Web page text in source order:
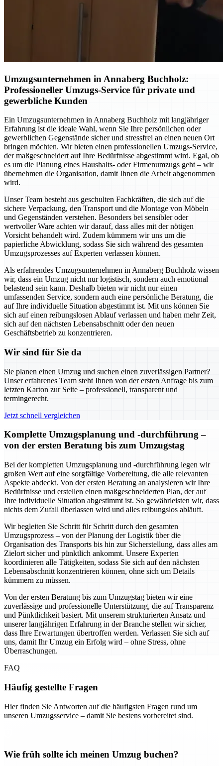
Umzugsunternehmen in Annaberg Buchholz:
Professioneller Umzugs-Service für private und
gewerbliche Kunden
Ein Umzugsunternehmen in Annaberg Buchholz mit langjähriger
Erfahrung ist die ideale Wahl, wenn Sie Ihre persönlichen oder
gewerblichen Gegenstände sicher und stressfrei an einen neuen Ort
bringen möchten. Wir bieten einen professionellen Umzugs-Service,
der maßgeschneidert auf Ihre Bedürfnisse abgestimmt wird. Egal, ob
es um die Planung eines Haushalts- oder Firmenumzugs geht – wir
übernehmen die Organisation, damit Ihnen die Arbeit abgenommen
wird.
Unser Team besteht aus geschulten Fachkräften, die sich auf die
sichere Verpackung, den Transport und die Montage von Möbeln
und Gegenständen verstehen. Besonders bei sensibler oder
wertvoller Ware achten wir darauf, dass alles mit der nötigen
Vorsicht behandelt wird. Zudem kümmern wir uns um die
papierliche Abwicklung, sodass Sie sich während des gesamten
Umzugsprozesses auf Experten verlassen können.
Als erfahrendes Umzugsunternehmen in Annaberg Buchholz wissen
wir, dass ein Umzug nicht nur logistisch, sondern auch emotional
belastend sein kann. Deshalb bieten wir nicht nur einen
umfassenden Service, sondern auch eine persönliche Beratung, die
auf Ihre individuelle Situation abgestimmt ist. Mit uns können Sie
sich auf einen reibungslosen Ablauf verlassen und haben mehr Zeit,
sich auf den nächsten Lebensabschnitt oder den neuen
Geschäftsbetrieb zu konzentrieren.
Wir sind für Sie da
Sie planen einen Umzug und suchen einen zuverlässigen Partner?
Unser erfahrenes Team steht Ihnen von der ersten Anfrage bis zum
letzten Karton zur Seite – professionell, transparent und
termingerecht.
Jetzt schnell vergleichen
Komplette Umzugsplanung und -durchführung –
von der ersten Beratung bis zum Umzugstag
Bei der kompletten Umzugsplanung und -durchführung legen wir
großen Wert auf eine sorgfältige Vorbereitung, die alle relevanten
Aspekte abdeckt. Von der ersten Beratung an analysieren wir Ihre
Bedürfnisse und erstellen einen maßgeschneiderten Plan, der auf
Ihre individuelle Situation abgestimmt ist. So gewährleisten wir, dass
nichts dem Zufall überlassen wird und alles reibungslos abläuft.
Wir begleiten Sie Schritt für Schritt durch den gesamten
Umzugsprozess – von der Planung der Logistik über die
Organisation des Transports bis hin zur Sicherstellung, dass alles am
Zielort sicher und pünktlich ankommt. Unsere Experten
koordinieren alle Tätigkeiten, sodass Sie sich auf den nächsten
Lebensabschnitt konzentrieren können, ohne sich um Details
kümmern zu müssen.
Von der ersten Beratung bis zum Umzugstag bieten wir eine
zuverlässige und professionelle Unterstützung, die auf Transparenz
und Pünktlichkeit basiert. Mit unserem strukturierten Ansatz und
unserer langjährigen Erfahrung in der Branche stellen wir sicher,
dass Ihre Erwartungen übertroffen werden. Verlassen Sie sich auf
uns, damit Ihr Umzug ein Erfolg wird – ohne Stress, ohne
Überraschungen.
FAQ
Häufig gestellte Fragen
Hier finden Sie Antworten auf die häufigsten Fragen rund um
unseren Umzugsservice – damit Sie bestens vorbereitet sind.
Wie früh sollte ich meinen Umzug buchen?